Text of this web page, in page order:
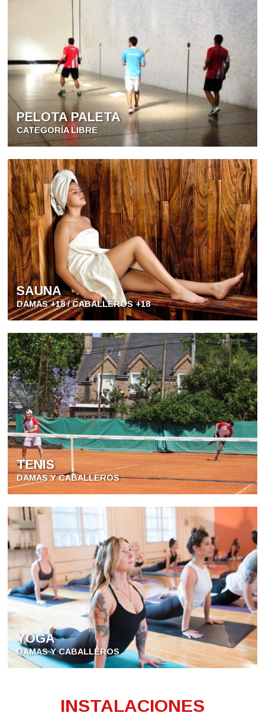
PELOTA PALETA
CATEGORÍA LIBRE
SAUNA
DAMAS +18 / CABALLEROS +18
TENIS
DAMAS Y CABALLEROS
YOGA
DAMAS Y CABALLEROS
INSTALACIONES